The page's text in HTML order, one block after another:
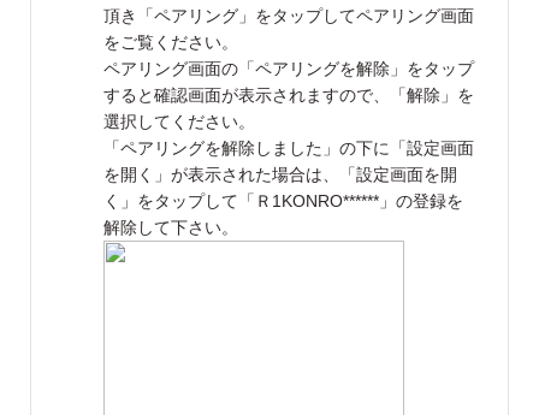
頂き「ペアリング」をタップしてペアリング画面
をご覧ください。
ペアリング画面の「ペアリングを解除」をタップ
すると確認画面が表示されますので、「解除」を
選択してください。
「ペアリングを解除しました」の下に「設定画面
を開く」が表示された場合は、「設定画面を開
く」をタップして「Ｒ1KONRO******」の登録を
解除して下さい。